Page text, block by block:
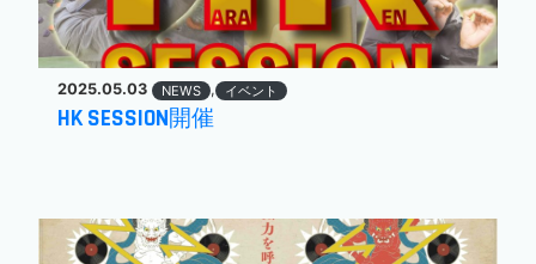
2025.05.03 NEWS , イベント
HK SESSION開催